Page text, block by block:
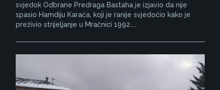
svjedok Odbrane Predraga Bastaha je izjavio da nije
spasio Hamdiju Karaća, koji je ranije svjedočio kako je
preživio strijeljanje u Mračnici 1992....